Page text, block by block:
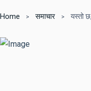
Home समाचार यस्तो